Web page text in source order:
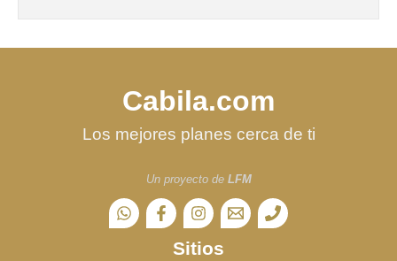
Cabila.com
Los mejores planes cerca de ti
Un proyecto de LFM
Sitios